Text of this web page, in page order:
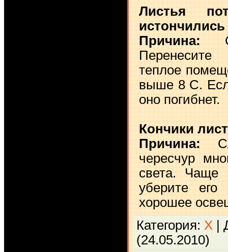
Листья
истончились
Причина:
теплое
выше 8 С.
оно погибнет.
Кончики
Причина:
чересчур
света. Чаще
уберите его
хорошее
Категория: Х |
(24.05.2010)